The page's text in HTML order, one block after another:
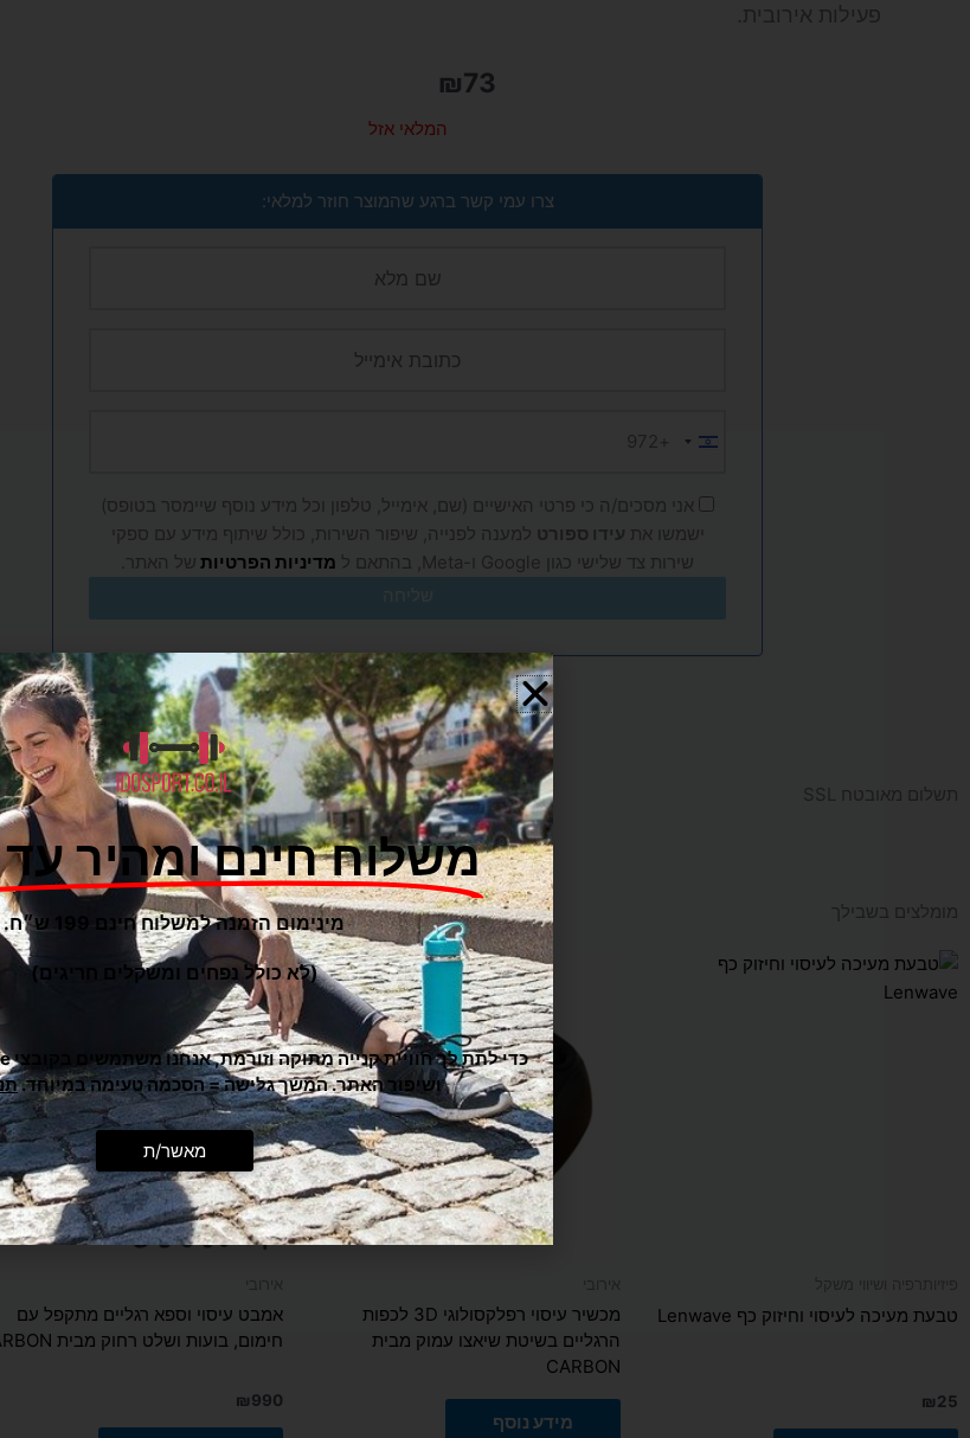
פעילות אירובית.
₪73
המלאי אזל
צרו עמי קשר ברגע שהמוצר חוזר למלאי:
Israel
+972
אני מסכים/ה כי פרטי האישיים (שם, אימייל, טלפון וכל מידע נוסף שיימסר בטופס)
ישמשו את עידו ספורט למענה לפנייה, שיפור השירות, כולל שיתוף מידע עם ספקי
שירות צד שלישי כגון Google ו-Meta, בהתאם ל
מדיניות הפרטיות של האתר.
שליחה
תשלום מאובטח SSL
מומלצים בשבילך
טבעת מעיכה לעיסוי וחיזוק כף Lenwave
₪25
מכשיר עיסוי רפלקסולוגי 3D לכפות
הרגליים בשיטת שיאצו עמוק מבית
CARBON
מידע נוסף
אמבט עיסוי וספא רגליים מתקפל עם
חימום, בועות ושלט רחוק מבית CARBON
₪990
משלוח חינם ומהיר
מינימום הזמנה למשלוח חינם 199 ש״ח.
(לא כולל נפחים ומשקלים חריגים)
ושיפור האתר. המשך גלישה = הסכמה טעימה במיוחד.
מאשר/ת